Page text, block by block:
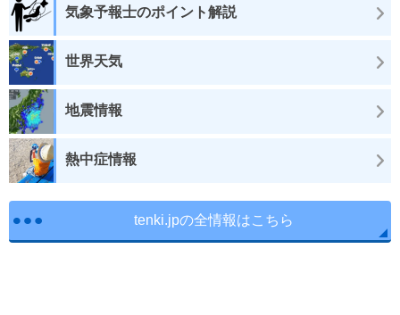
気象予報士のポイント解説
世界天気
地震情報
熱中症情報
tenki.jpの全情報はこちら